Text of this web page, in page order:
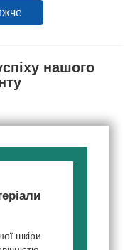
нашого
шкіри